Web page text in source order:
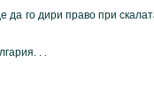
го дири право при
. .